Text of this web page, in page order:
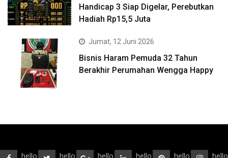
Handicap 3 Siap Digelar, Perebutkan
Hadiah Rp15,5 Juta
Jumat, 12 Juni 2026
Bisnis Haram Pemuda 32 Tahun
Berakhir Perumahan Wengga Happy